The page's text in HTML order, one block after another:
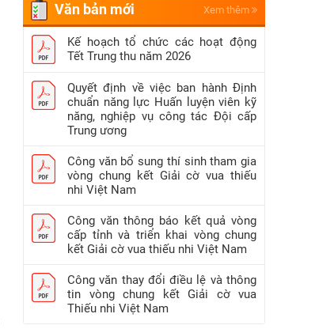
Văn bản mới Xem thêm
Kế hoạch tổ chức các hoạt động
Tết Trung thu năm 2026
Quyết định về việc ban hành Định
chuẩn năng lực Huấn luyện viên kỹ
năng, nghiệp vụ công tác Đội cấp
Trung ương
Công văn bổ sung thí sinh tham gia
vòng chung kết Giải cờ vua thiếu
nhi Việt Nam
Công văn thông báo kết quả vòng
cấp tỉnh và triển khai vòng chung
kết Giải cờ vua thiếu nhi Việt Nam
Công văn thay đổi điều lệ và thông
tin vòng chung kết Giải cờ vua
Thiếu nhi Việt Nam